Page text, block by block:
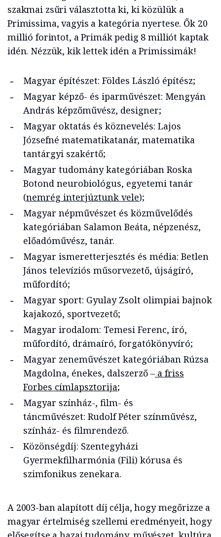
szakmai zsűri választotta ki, ki közülük a
Primissima, vagyis a kategória nyertese. Ők 20
millió forintot, a Primák pedig 8 milliót kaptak
idén. Nézzük, kik lettek idén a Primissimák!
Magyar építészet: Földes László építész;
Magyar képző- és iparművészet: Mengyán
András képzőművész, designer;
Magyar oktatás és köznevelés: Lajos
Józsefné matematikatanár, matematika
tantárgyi szakértő;
Magyar tudomány kategóriában Roska
Botond neurobiológus, egyetemi tanár
(nemrég interjúztunk vele);
Magyar népművészet és közművelődés
kategóriában Salamon Beáta, népzenész,
előadóművész, tanár.
Magyar ismeretterjesztés és média: Betlen
János televíziós műsorvezető, újságíró,
műfordító;
Magyar sport: Gyulay Zsolt olimpiai bajnok
kajakozó, sportvezető;
Magyar irodalom: Temesi Ferenc, író,
műfordító, drámaíró, forgatókönyvíró;
Magyar zeneművészet kategóriában Rúzsa
Magdolna, énekes, dalszerző – a friss
Forbes címlapsztorija;
Magyar színház-, film- és
táncművészet: Rudolf Péter színművész,
színház- és filmrendező.
Közönségdíj: Szentegyházi
Gyermekfilharmónia (Fili) kórusa és
szimfonikus zenekara.
A 2003-ban alapított díj célja, hogy megőrizze a
magyar értelmiség szellemi eredményeit, hogy